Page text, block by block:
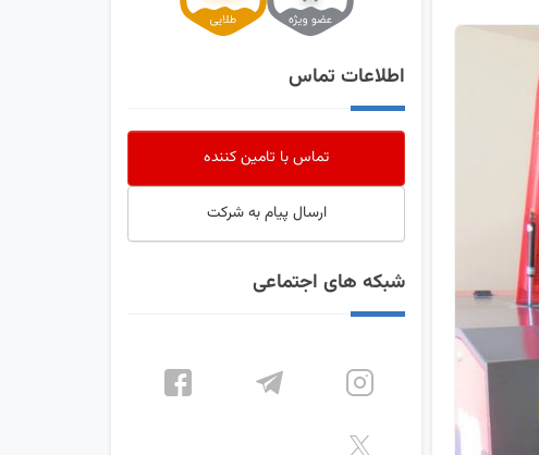
اطلاعات تماس
تماس با تامین کننده
ارسال پیام به شرکت
شبکه های اجتماعی